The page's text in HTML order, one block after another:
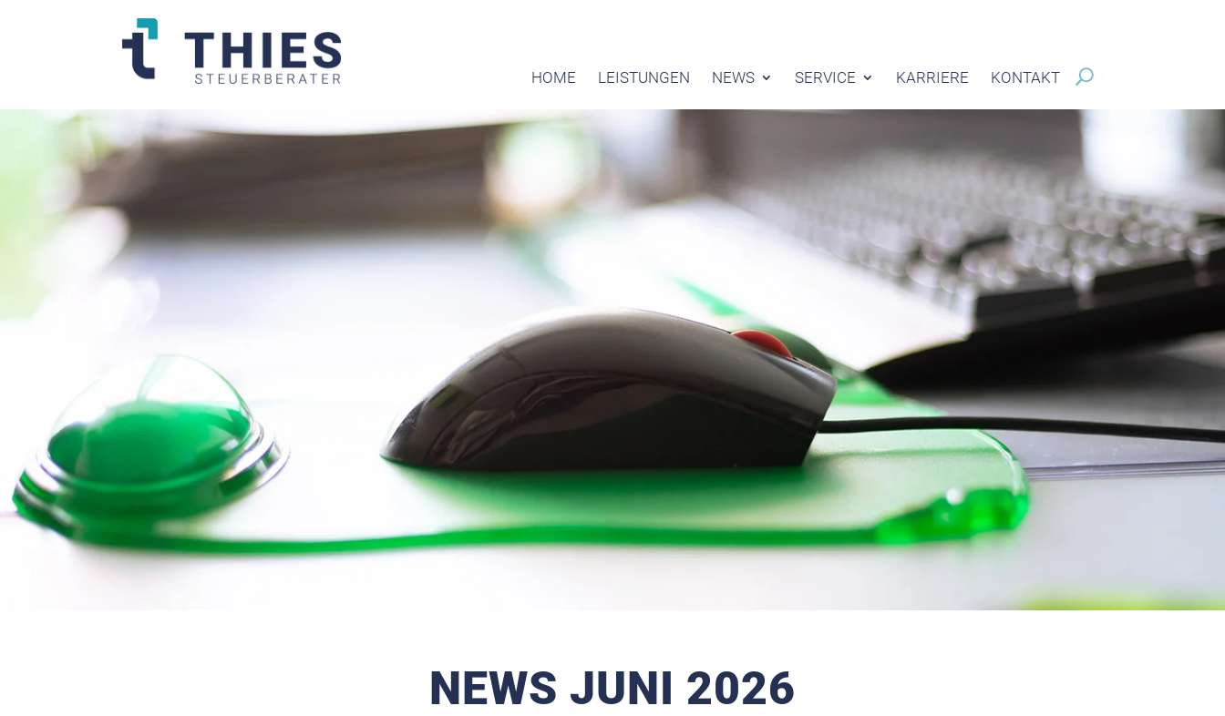
HOME LEISTUNGEN NEWS SERVICE KARRIERE KONTAKT
NEWS JUNI 2026